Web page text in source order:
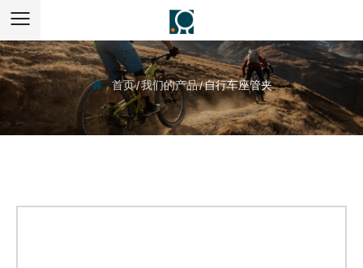
首页/我们的产品/自行车座管夹